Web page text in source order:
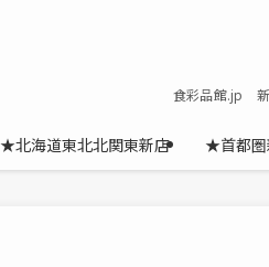
食彩品館.jp 新
★北海道東北北関東新店 ★首都圏